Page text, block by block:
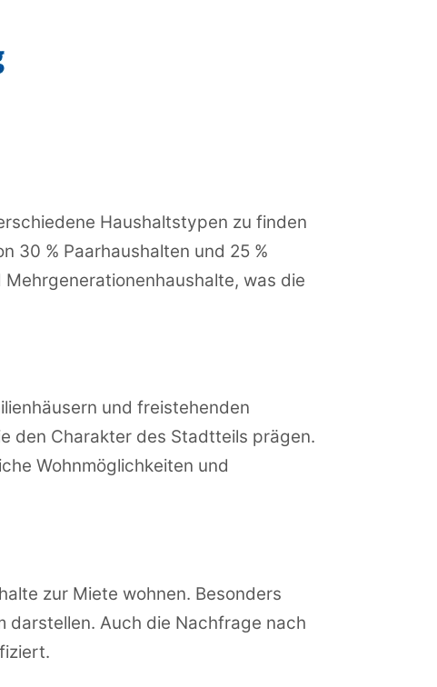
Haushaltstypen zu finden
30 % Paarhaushalten und 25 %
was die
und freistehenden
den Charakter des Stadtteils prägen.
Wohnmöglichkeiten und
zur Miete wohnen. Besonders
darstellen. Auch die Nachfrage nach